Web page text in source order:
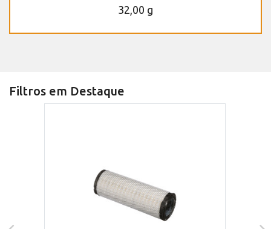
32,00 g
Filtros em Destaque